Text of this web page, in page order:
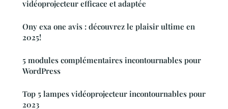
vidéoprojecteur efficace et adaptée
Ony exa one avis : découvrez le plaisir ultime en
2025!
5 modules complémentaires incontournables pour
WordPress
Top 5 lampes vidéoprojecteur incontournables pour
2023